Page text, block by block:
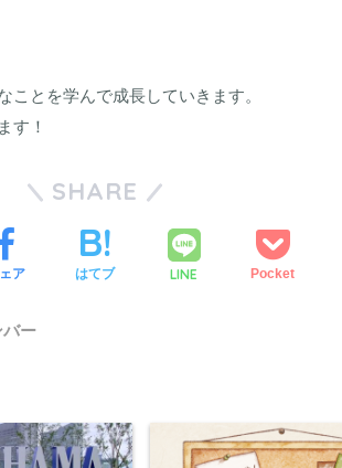
ことを学んで成長していきます。
す！
SHARE
ア はてブ LINE Pocket
バー